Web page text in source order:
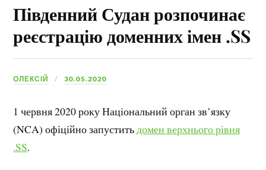
Південний Судан розпочинає
реєстрацію доменних імен .SS
ОЛЕКСІЙ 30.05.2020
1 червня 2020 року Національний орган зв’язку
(NCA) офіційно запуститьдомен верхнього рівня
.SS.